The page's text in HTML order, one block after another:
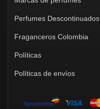
Perfumes Descontinuados
Fraganceros Colombia
Políticas
Políticas de envíos